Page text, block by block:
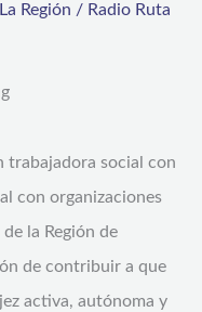
Región / Radio Ruta
trabajadora social con
con organizaciones
la Región de
de contribuir a que
activa, autónoma y